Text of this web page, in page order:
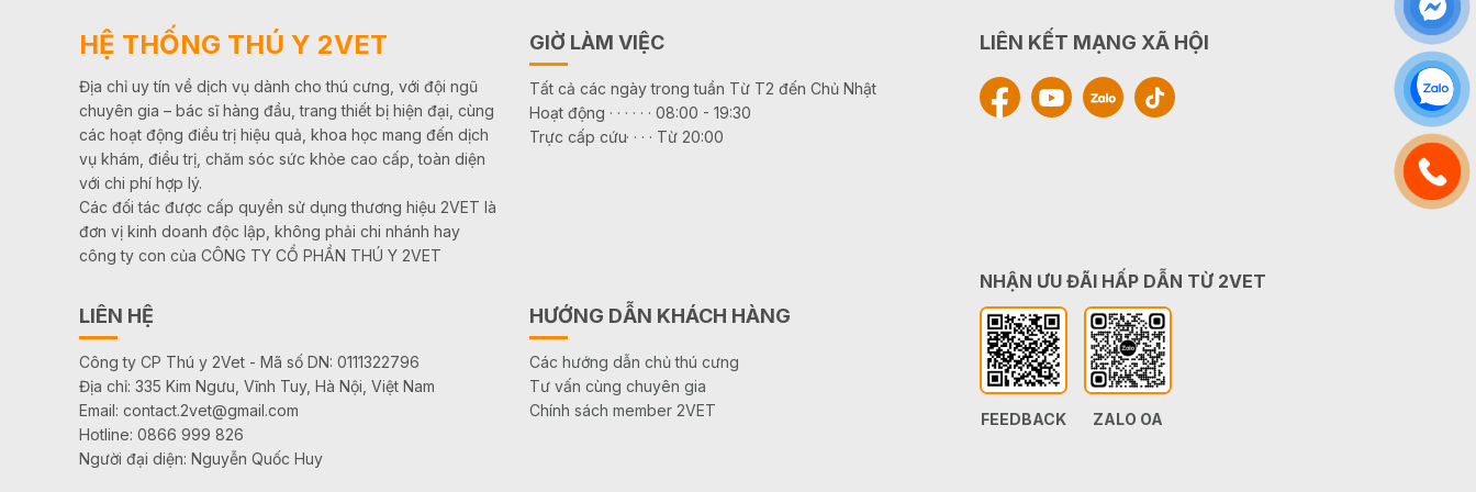
HỆ THỐNG THÚ Y 2VET
Địa chỉ uy tín về dịch vụ dành cho thú cưng, với đội ngũ
chuyên gia – bác sĩ hàng đầu, trang thiết bị hiện đại, cùng
các hoạt động điều trị hiệu quả, khoa học mang đến dịch
vụ khám, điều trị, chăm sóc sức khỏe cao cấp, toàn diện
với chi phí hợp lý.
Các đối tác được cấp quyền sử dụng thương hiệu 2VET là
đơn vị kinh doanh độc lập, không phải chi nhánh hay
công ty con của CÔNG TY CỔ PHẦN THÚ Y 2VET
GIỜ LÀM VIỆC
Tất cả các ngày trong tuần Từ T2 đến Chủ Nhật
Hoạt động · · · · · · 08:00 - 19:30
Trực cấp cứu· · · · Từ 20:00
LIÊN KẾT MẠNG XÃ HỘI
LIÊN HỆ
Công ty CP Thú y 2Vet - Mã số DN: 0111322796
Địa chỉ: 335 Kim Ngưu, Vĩnh Tuy, Hà Nội, Việt Nam
Email: contact.2vet@gmail.com
Hotline: 0866 999 826
Người đại diện: Nguyễn Quốc Huy
HƯỚNG DẪN KHÁCH HÀNG
Các hướng dẫn chủ thú cưng
Tư vấn cùng chuyên gia
Chính sách member 2VET
NHẬN ƯU ĐÃI HẤP DẪN TỪ 2VET
FEEDBACK ZALO OA